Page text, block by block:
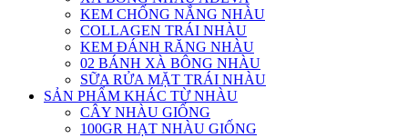
KEM CHỐNG NẮNG NHÀU
COLLAGEN TRÁI NHÀU
KEM ĐÁNH RĂNG NHÀU
02 BÁNH XÀ BÔNG NHÀU
SỮA RỬA MẶT TRÁI NHÀU
SẢN PHẨM KHÁC TỪ NHÀU
CÂY NHÀU GIỐNG
100GR HẠT NHÀU GIỐNG